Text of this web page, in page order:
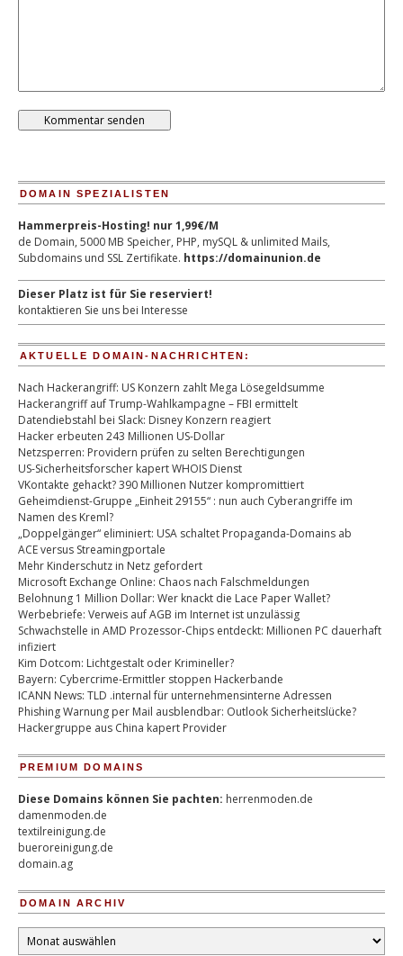
DOMAIN SPEZIALISTEN
Hammerpreis-Hosting! nur 1,99€/M
de Domain, 5000 MB Speicher, PHP, mySQL & unlimited Mails,
Subdomains und SSL Zertifikate. https://domainunion.de
Dieser Platz ist für Sie reserviert!
kontaktieren Sie uns bei Interesse
AKTUELLE DOMAIN-NACHRICHTEN:
Nach Hackerangriff: US Konzern zahlt Mega Lösegeldsumme
Hackerangriff auf Trump-Wahlkampagne – FBI ermittelt
Datendiebstahl bei Slack: Disney Konzern reagiert
Hacker erbeuten 243 Millionen US-Dollar
Netzsperren: Providern prüfen zu selten Berechtigungen
US-Sicherheitsforscher kapert WHOIS Dienst
VKontakte gehackt? 390 Millionen Nutzer kompromittiert
Geheimdienst-Gruppe „Einheit 29155“ : nun auch Cyberangriffe im
Namen des Kreml?
„Doppelgänger“ eliminiert: USA schaltet Propaganda-Domains ab
ACE versus Streamingportale
Mehr Kinderschutz in Netz gefordert
Microsoft Exchange Online: Chaos nach Falschmeldungen
Belohnung 1 Million Dollar: Wer knackt die Lace Paper Wallet?
Werbebriefe: Verweis auf AGB im Internet ist unzulässig
Schwachstelle in AMD Prozessor-Chips entdeckt: Millionen PC dauerhaft
infiziert
Kim Dotcom: Lichtgestalt oder Krimineller?
Bayern: Cybercrime-Ermittler stoppen Hackerbande
ICANN News: TLD .internal für unternehmensinterne Adressen
Phishing Warnung per Mail ausblendbar: Outlook Sicherheitslücke?
Hackergruppe aus China kapert Provider
PREMIUM DOMAINS
Diese Domains können Sie pachten: herrenmoden.de
damenmoden.de
textilreinigung.de
bueroreinigung.de
domain.ag
DOMAIN ARCHIV
Domain
Archiv